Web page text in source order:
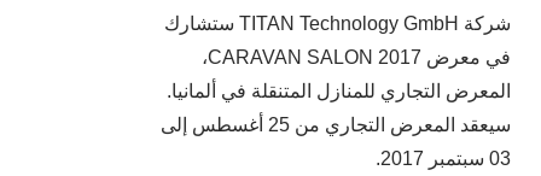
شركة TITAN Technology GmbH ستشارك
في معرض CARAVAN SALON 2017،
المعرض التجاري للمنازل المتنقلة في ألمانيا.
سيعقد المعرض التجاري من 25 أغسطس إلى
03 سبتمبر 2017.